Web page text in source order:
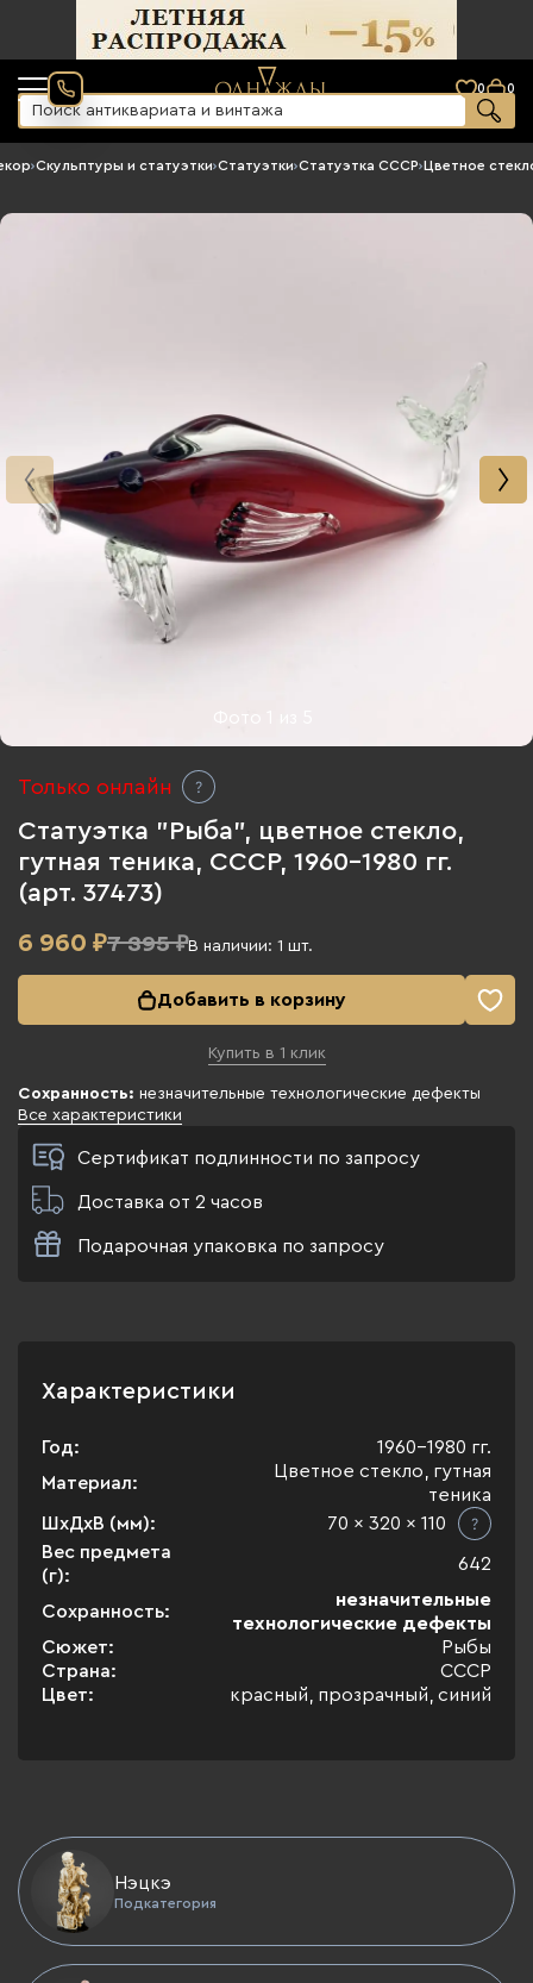
0 0
›Скульптуры и статуэтки›Статуэтки›Статуэтка СССР›Цветное
Фото
Только онлайн
Статуэтка "Рыба", цветное стекло,
гутная теника, СССР, 1960-1980 гг.
(арт. 37473)
6 960 ₽7 395 ₽В наличии: 1 шт.
Добавить в корзину
Купить в 1 клик
Сохранность: незначительные технологические дефекты
Все характеристики
Сертификат подлинности по запросу
Доставка от 2 часов
Подарочная упаковка по запросу
Характеристики
Год:
1960-1980 гг.
Материал:
Цветное стекло, гутная
теника
ШхДхВ (мм):
70 x 320 x 110
Вес предмета
(г):
642
Сохранность:
незначительные
технологические дефекты
Сюжет:
Рыбы
Страна:
СССР
Цвет:
красный, прозрачный, синий
Нэцкэ
Подкатегория